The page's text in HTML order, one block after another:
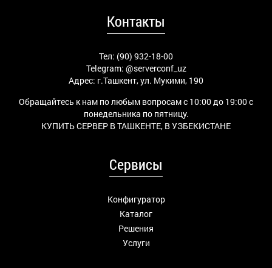
Контакты
Тел: (90) 932-18-00
Telegram: @serverconf_uz
Адрес: г.Ташкент, ул. Мукими, 190
Обращайтесь к нам по любым вопросам с 10:00 до 19:00 с
понедельника по пятницу.
КУПИТЬ СЕРВЕР В ТАШКЕНТЕ, В УЗБЕКИСТАНЕ
Сервисы
Конфигуратор
Каталог
Решения
Услуги